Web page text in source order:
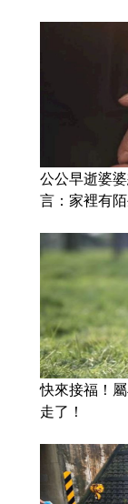
公公早逝婆
言：家裡有
快來接福！
走了！